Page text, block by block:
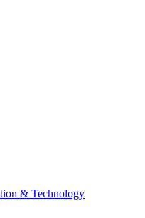
& Technology